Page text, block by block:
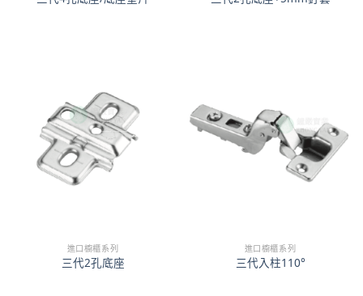
進口櫥櫃系列
三代2孔底座
進口櫥櫃系列
三代入柱110°